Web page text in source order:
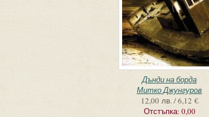
Дънди на борда
Митко Джунгуров
12,00 лв. / 6,12 €
Отстъпка: 0,00